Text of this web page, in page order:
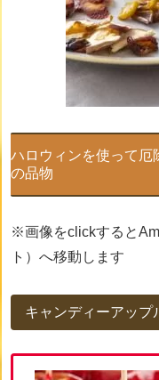
ハロウィンを使って厄
の品物
※画像をclickすると
ト）へ移動します
キャンディーアップ